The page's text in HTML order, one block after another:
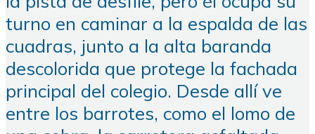
turno en caminar a la espalda de las
cuadras, junto a la alta baranda
descolorida que protege la fachada
principal del colegio. Desde allí ve
entre los barrotes, como el lomo de